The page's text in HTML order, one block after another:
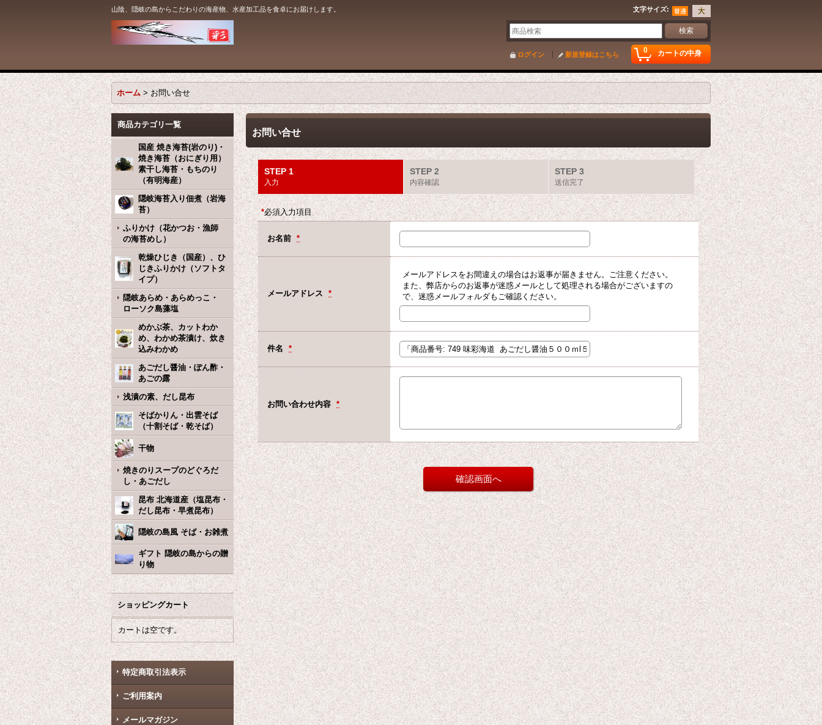
山陰、隠岐の島からこだわりの海産物、水産加工品を食卓にお届けします。 文字サイズ:
0 カートの中身
ログイン 新規登録はこちら
ホーム > お問い合せ
商品カテゴリ一覧
国産 焼き海苔(岩のり)・
焼き海苔（おにぎり用）
素干し海苔・もちのり
（有明海産）
隠岐海苔入り佃煮（岩海
苔）
ふりかけ（花かつお・漁師
の海苔めし）
乾燥ひじき（国産）、ひ
じきふりかけ（ソフトタ
イプ）
隠岐あらめ・あらめっこ・
ローソク島藻塩
めかぶ茶、カットわか
め、わかめ茶漬け、炊き
込みわかめ
あごだし醤油・ぽん酢・
あごの露
浅漬の素、だし昆布
そばかりん・出雲そば
（十割そば・乾そば）
干物
焼きのりスープのどぐろだ
し・あごだし
昆布 北海道産（塩昆布・
だし昆布・早煮昆布）
隠岐の島風 そば・お雑煮
ギフト 隠岐の島からの贈
り物
ショッピングカート
カートは空です。
特定商取引法表示
ご利用案内
メールマガジン
お問い合せ
STEP 1
入力
STEP 2
内容確認
STEP 3
送信完了
*必須入力項目
お名前 *
メールアドレス *
メールアドレスをお間違えの場合はお返事が届きません。ご注意ください。
また、弊店からのお返事が迷惑メールとして処理される場合がございますの
で、迷惑メールフォルダもご確認ください。
件名 *
お問い合わせ内容 *